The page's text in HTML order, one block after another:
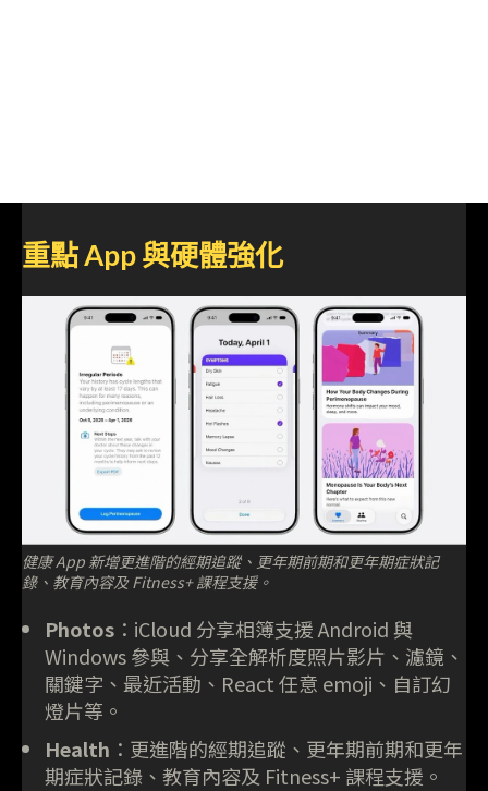
重點 App 與硬體強化
健康 App 新增更進階的經期追蹤、更年期前期和更年期症狀記
錄、教育內容及 Fitness+ 課程支援。
Photos ：iCloud 分享相簿支援 Android 與
Windows 參與、分享全解析度照片影片、濾鏡、
關鍵字、最近活動、React 任意 emoji、自訂幻
燈片等。
Health ：更進階的經期追蹤、更年期前期和更年
期症狀記錄、教育內容及 Fitness+ 課程支援。